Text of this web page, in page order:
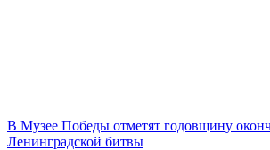
В Музее Победы отметят годовщину
Ленинградской битвы